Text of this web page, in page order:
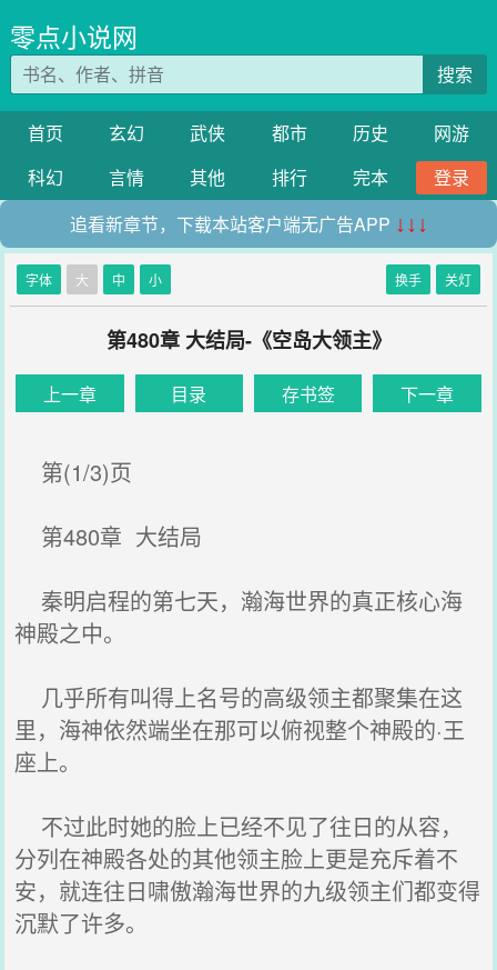
零点小说网
搜索
首页 玄幻 武侠 都市 历史
网游
科幻
言情 其他 排行 完本
登录
追看新章节，下载本站客户端无广告APP ↓↓↓
字体 大 中 小 换手 关灯
第480章 大结局-《空岛大领主》
上一章 目录 存书签 下一章
第(1/3)页
第480章 大结局
秦明启程的第七天，瀚海世界的真正核心海
神殿之中。
几乎所有叫得上名号的高级领主都聚集在这
里，海神依然端坐在那可以俯视整个神殿的·王
座上。
不过此时她的脸上已经不见了往日的从容，
分列在神殿各处的其他领主脸上更是充斥着不
安，就连往日啸傲瀚海世界的九级领主们都变得
沉默了许多。